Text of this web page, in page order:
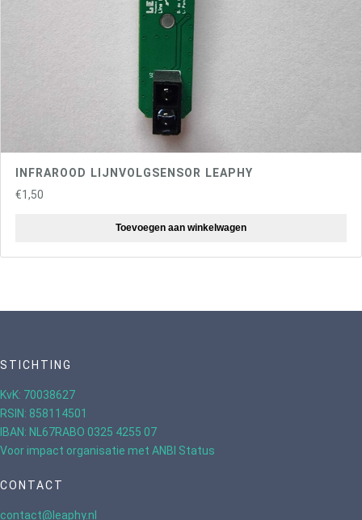
INFRAROOD LIJNVOLGSENSOR LEAPHY
€1,50
Toevoegen aan winkelwagen
STICHTING
KvK: 70038627
RSIN: 858114501
IBAN: NL67RABO 0325 4255 07
Voor impact organisatie met ANBI Status
CONTACT
contact@leaphy.nl